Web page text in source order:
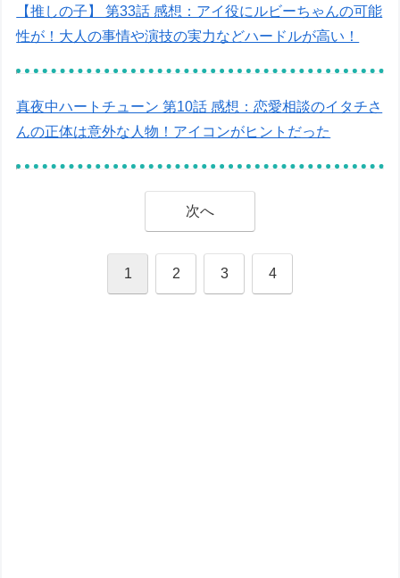
【推しの子】 第33話 感想：アイ役にルビーちゃんの可能
性が！大人の事情や演技の実力などハードルが高い！
真夜中ハートチューン 第10話 感想：恋愛相談のイタチさ
んの正体は意外な人物！アイコンがヒントだった
次へ
1 2 3 4